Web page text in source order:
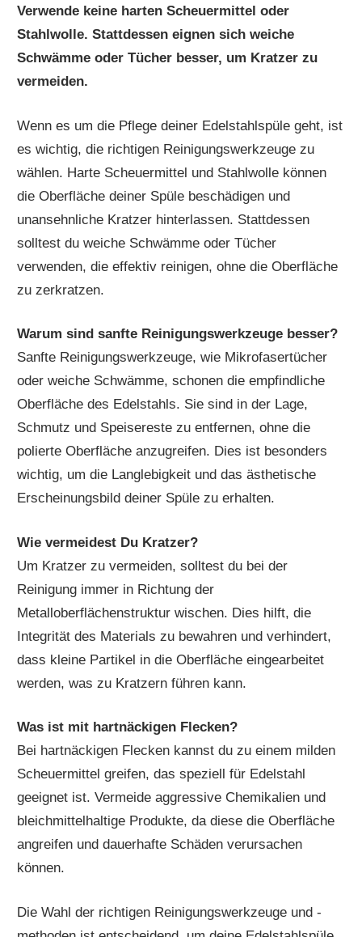
Verwende keine harten Scheuermittel oder
Stahlwolle. Stattdessen eignen sich weiche
Schwämme oder Tücher besser, um Kratzer zu
vermeiden.
Wenn es um die Pflege deiner Edelstahlspüle geht, ist
es wichtig, die richtigen Reinigungswerkzeuge zu
wählen. Harte Scheuermittel und Stahlwolle können
die Oberfläche deiner Spüle beschädigen und
unansehnliche Kratzer hinterlassen. Stattdessen
solltest du weiche Schwämme oder Tücher
verwenden, die effektiv reinigen, ohne die Oberfläche
zu zerkratzen.
Warum sind sanfte Reinigungswerkzeuge besser?
Sanfte Reinigungswerkzeuge, wie Mikrofasertücher
oder weiche Schwämme, schonen die empfindliche
Oberfläche des Edelstahls. Sie sind in der Lage,
Schmutz und Speisereste zu entfernen, ohne die
polierte Oberfläche anzugreifen. Dies ist besonders
wichtig, um die Langlebigkeit und das ästhetische
Erscheinungsbild deiner Spüle zu erhalten.
Wie vermeidest Du Kratzer?
Um Kratzer zu vermeiden, solltest du bei der
Reinigung immer in Richtung der
Metalloberflächenstruktur wischen. Dies hilft, die
Integrität des Materials zu bewahren und verhindert,
dass kleine Partikel in die Oberfläche eingearbeitet
werden, was zu Kratzern führen kann.
Was ist mit hartnäckigen Flecken?
Bei hartnäckigen Flecken kannst du zu einem milden
Scheuermittel greifen, das speziell für Edelstahl
geeignet ist. Vermeide aggressive Chemikalien und
bleichmittelhaltige Produkte, da diese die Oberfläche
angreifen und dauerhafte Schäden verursachen
können.
Die Wahl der richtigen Reinigungswerkzeuge und -